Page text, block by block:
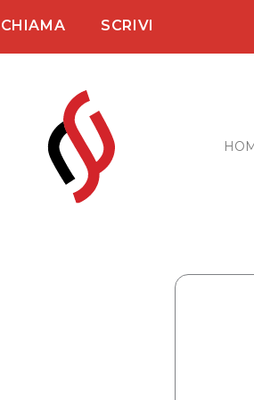
CHIAMA SCRIVI